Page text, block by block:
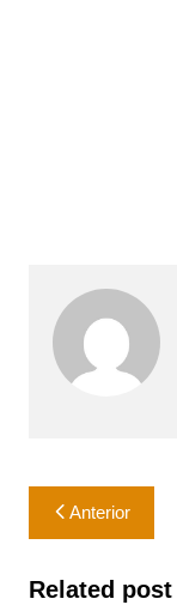
Navegação
de
Post
Anterior
Related post